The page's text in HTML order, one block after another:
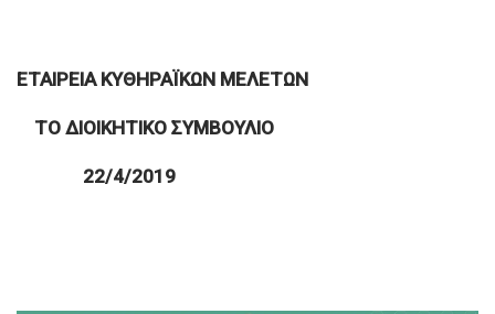
ΕΤΑΙΡΕΙΑ ΚΥΘΗΡΑΪΚΩΝ ΜΕΛΕΤΩΝ
ΤΟ ΔΙΟΙΚΗΤΙΚΟ ΣΥΜΒΟΥΛΙΟ
22/4/2019